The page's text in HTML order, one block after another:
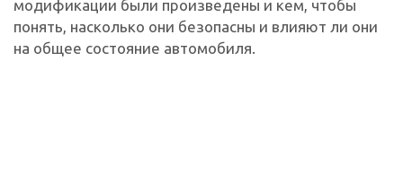
модификации были произведены и кем, чтобы
понять, насколько они безопасны и влияют ли они
на общее состояние автомобиля.